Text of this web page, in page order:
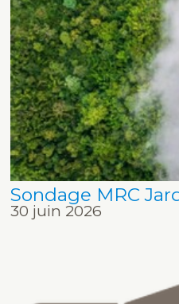
Sondage MRC
30 juin 2026